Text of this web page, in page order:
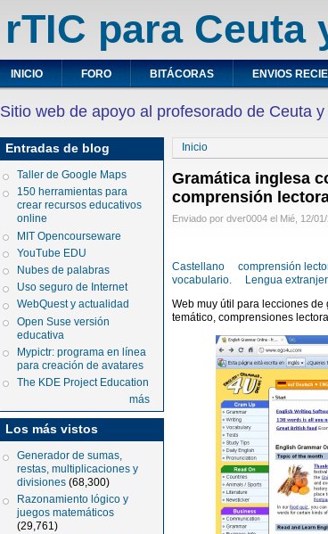
rTIC para Ceuta
INICIO FORO BITÁCORAS ENVIOS
Sitio web de apoyo al profesorado de Ceuta
Entradas de blog
Taller de Google Maps
150 herramientas para
crear recursos educativos
online
MIT Opencourseware
YouTube EDU
Nubes de palabras
Uso seguro de Internet
WebQuest y actualidad
Open Suse versión
educativa
Mypictr: programa en línea
para creación de avatares
The KDE Project Education
más
Los más vistos
Generador de sumas,
restas, multiplicaciones y
divisiones (68,300)
Razonamiento lógico y
juegos matemáticos
(29,761)
Inicio
Gramática inglesa
comprensión
Enviado por dver0004 el Mié, 12/
Castellano comprensión
vocabulario.
Lengua
Web muy útil para lecciones
temático, comprensiones